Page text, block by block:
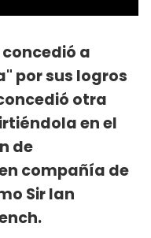
concedió a
por sus logros
otra
en el
de
compañía de
Sir Ian